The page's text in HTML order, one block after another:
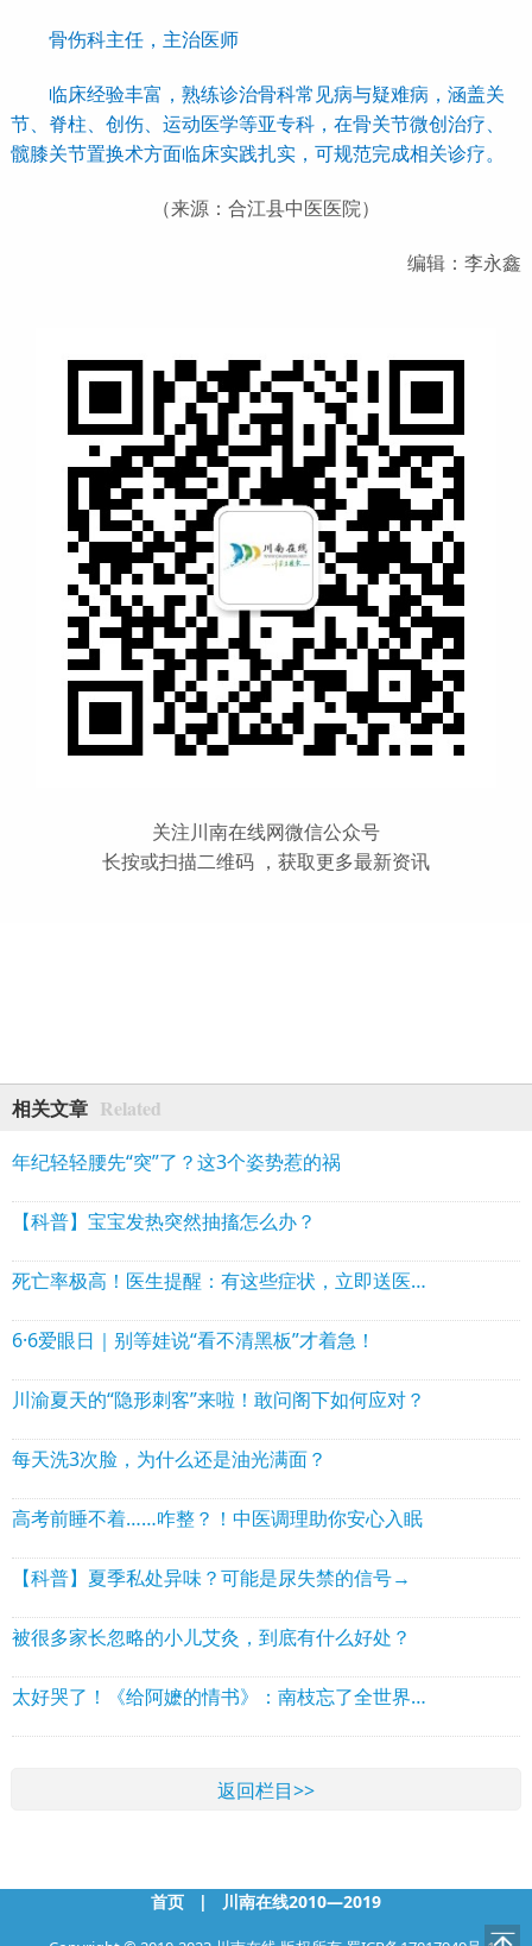
骨伤科主任，主治医师
临床经验丰富，熟练诊治骨科常见病与疑难病，涵盖关
节、脊柱、创伤、运动医学等亚专科，在骨关节微创治疗、
髋膝关节置换术方面临床实践扎实，可规范完成相关诊疗。
（来源：合江县中医医院）
编辑：李永鑫
关注川南在线网微信公众号
长按或扫描二维码 ，获取更多最新资讯
相关文章 Related
年纪轻轻腰先“突”了？这3个姿势惹的祸
【科普】宝宝发热突然抽搐怎么办？
死亡率极高！医生提醒：有这些症状，立即送医院
6·6爱眼日｜别等娃说“看不清黑板”才着急！
川渝夏天的“隐形刺客”来啦！敢问阁下如何应对？
每天洗3次脸，为什么还是油光满面？
高考前睡不着……咋整？！中医调理助你安心入眠
【科普】夏季私处异味？可能是尿失禁的信号→
被很多家长忽略的小儿艾灸，到底有什么好处？
太好哭了！《给阿嬷的情书》：南枝忘了全世界，却记得“寄咸肉”
返回栏目>>
首页 | 川南在线2010—2019